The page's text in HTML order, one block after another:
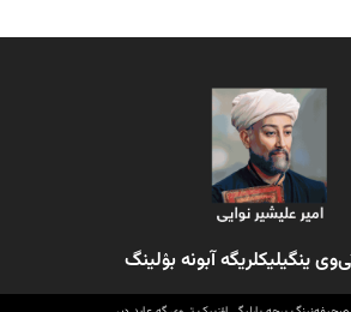
ینگیلیکلریگه آبونه بۉلینگ